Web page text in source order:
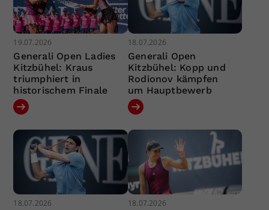
19.07.2026
Generali Open Ladies
Kitzbühel: Kraus
triumphiert in
historischem Finale
18.07.2026
Generali Open
Kitzbühel: Kopp und
Rodionov kämpfen
um Hauptbewerb
18.07.2026 18.07.2026